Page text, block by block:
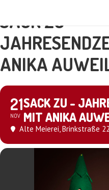
SACK ZU -
ANIKA
21
NOV
SACK ZU -
MIT ANIKA
Alte Meierei, Brinkstraße